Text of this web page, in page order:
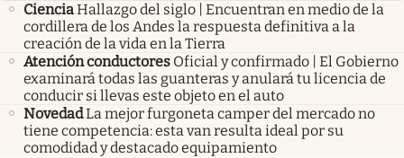
CienciaHallazgo del siglo | Encuentran en medio de la
cordillera de los Andes la respuesta definitiva a la
creación de la vida en la Tierra
Atención conductores Oficial y confirmado | El Gobierno
examinará todas las guanteras y anulará tu licencia de
conducir si llevas este objeto en el auto
NovedadLa mejor furgoneta camper del mercado no
tiene competencia: esta van resulta ideal por su
comodidad y destacado equipamiento